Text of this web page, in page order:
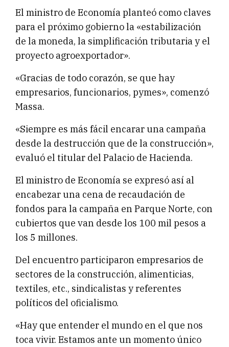
El ministro de Economía planteó como claves
para el próximo gobierno la «estabilización
de la moneda, la simplificación tributaria y el
proyecto agroexportador».
«Gracias de todo corazón, se que hay
empresarios, funcionarios, pymes», comenzó
Massa.
«Siempre es más fácil encarar una campaña
desde la destrucción que de la construcción»,
evaluó el titular del Palacio de Hacienda.
El ministro de Economía se expresó así al
encabezar una cena de recaudación de
fondos para la campaña en Parque Norte, con
cubiertos que van desde los 100 mil pesos a
los 5 millones.
Del encuentro participaron empresarios de
sectores de la construcción, alimenticias,
textiles, etc., sindicalistas y referentes
políticos del oficialismo.
«Hay que entender el mundo en el que nos
toca vivir. Estamos ante un momento único